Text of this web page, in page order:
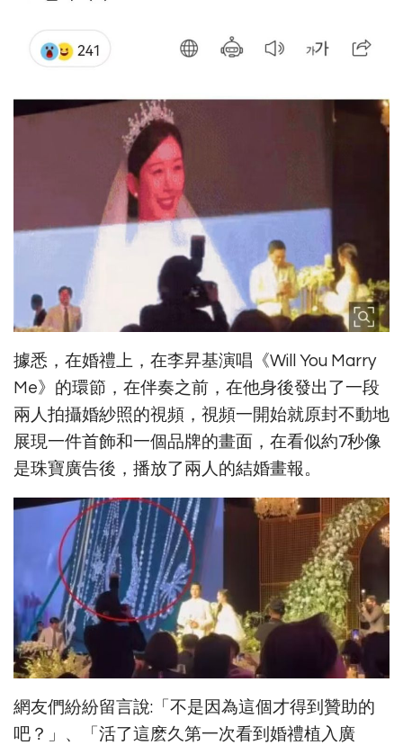
據悉，在婚禮上，在李昇基演唱《Will You Marry
Me》的環節，在伴奏之前，在他身後發出了一段
兩人拍攝婚紗照的視頻，視頻一開始就原封不動地
展現一件首飾和一個品牌的畫面，在看似約7秒像
是珠寶廣告後，播放了兩人的結婚畫報。
網友們紛紛留言說:「不是因為這個才得到贊助的
吧？」、「活了這麽久第一次看到婚禮植入廣